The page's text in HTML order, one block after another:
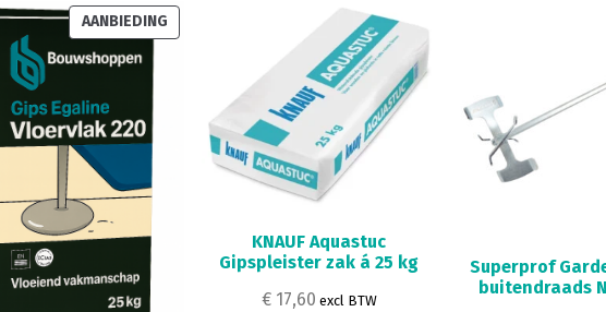
AANBIEDINGPRODUCT
IN
UITVERKOOP
KNAUF Aquastuc
Gipspleister zak á 25 kg
€ 17,60 excl BTW
Superprof
buitendraads